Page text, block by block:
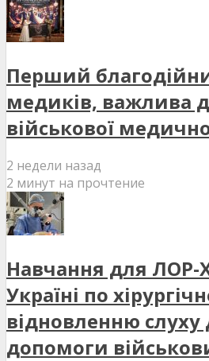
Перший
медиків, важлива
військової
2 недели назад
2 минут на прочтение
Навчання для ЛОР-
Україні по
відновленню слуху
допомоги